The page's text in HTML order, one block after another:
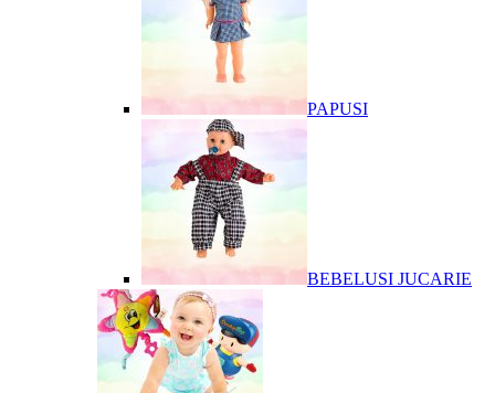
PAPUSI
BEBELUSI JUCARIE